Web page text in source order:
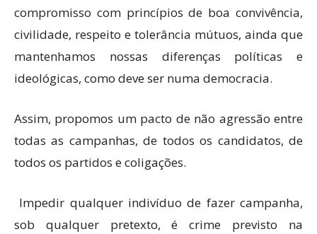
compromisso com princípios de boa convivência,
civilidade, respeito e tolerância mútuos, ainda que
mantenhamos nossas diferenças políticas e
ideológicas, como deve ser numa democracia.
Assim, propomos um pacto de não agressão entre
todas as campanhas, de todos os candidatos, de
todos os partidos e coligações.
Impedir qualquer indivíduo de fazer campanha,
sob qualquer pretexto, é crime previsto na